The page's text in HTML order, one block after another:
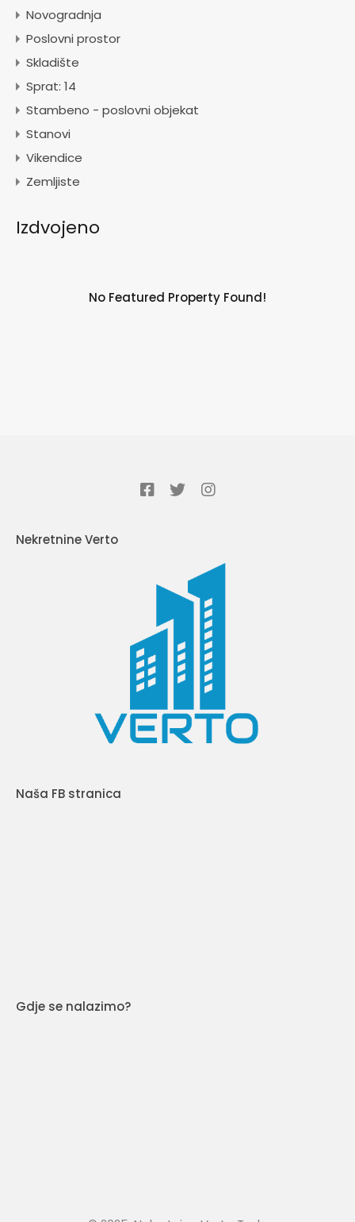
Novogradnja
Poslovni prostor
Skladište
Sprat: 14
Stambeno - poslovni objekat
Stanovi
Vikendice
Zemljiste
Izdvojeno
No Featured Property Found!
Nekretnine Verto
Naša FB stranica
Gdje se nalazimo?